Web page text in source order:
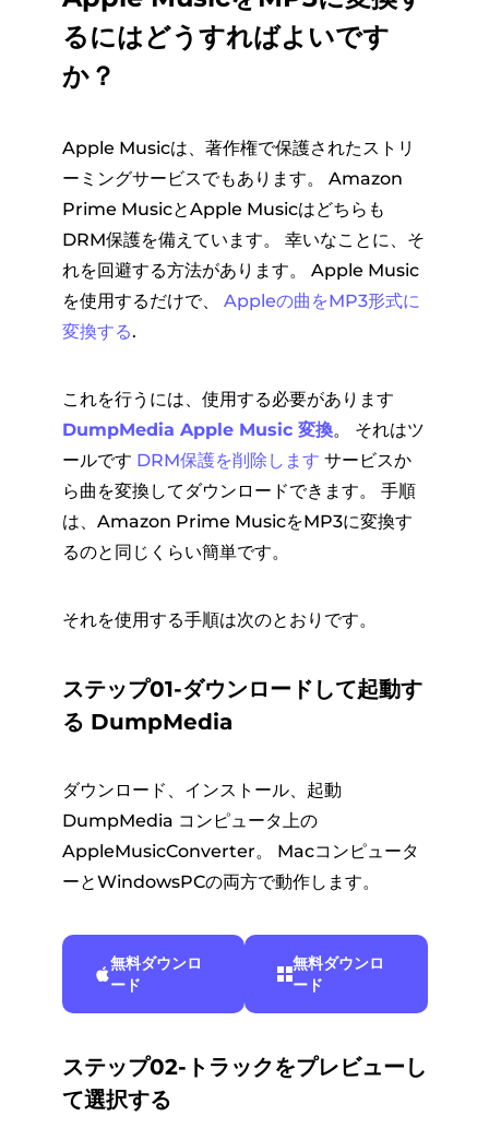
るにはどうすればよいです
か？
Apple Musicは、著作権で保護されたストリ
ーミングサービスでもあります。 Amazon
Prime MusicとApple Musicはどちらも
DRM保護を備えています。 幸いなことに、そ
れを回避する方法があります。 Apple Music
を使用するだけで、 Appleの曲をMP3形式に
変換する.
これを行うには、使用する必要があります
DumpMedia Apple Music 変換。 それはツ
ールです DRM保護を削除します サービスか
ら曲を変換してダウンロードできます。 手順
は、Amazon Prime MusicをMP3に変換す
るのと同じくらい簡単です。
それを使用する手順は次のとおりです。
ステップ01-ダウンロードして起動す
る DumpMedia
ダウンロード、インストール、起動
DumpMedia コンピュータ上の
AppleMusicConverter。 Macコンピュータ
ーとWindowsPCの両方で動作します。
無料ダウンロ
ード
無料ダウンロ
ード
ステップ02-トラックをプレビューし
て選択する